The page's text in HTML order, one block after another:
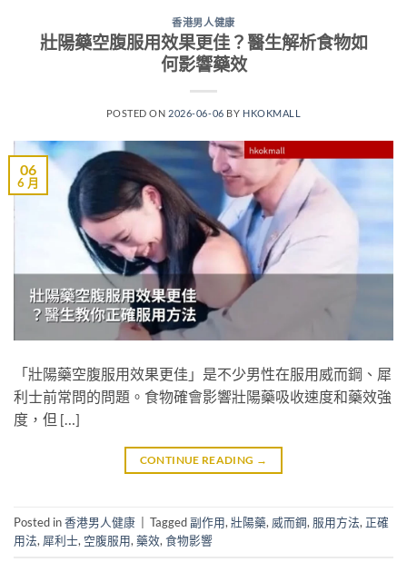
香港男人健康
壯陽藥空腹服用效果更佳？醫生解析食物如
何影響藥效
POSTED ON 2026-06-06 BY HKOKMALL
06
6 月
「壯陽藥空腹服用效果更佳」是不少男性在服用威而鋼、犀
利士前常問的問題。食物確會影響壯陽藥吸收速度和藥效強
度，但 […]
CONTINUE READING →
Posted in香港男人健康 Tagged副作用,壯陽藥, 威而鋼, 服用方法, 正確
用法, 犀利士, 空腹服用,藥效,食物影響